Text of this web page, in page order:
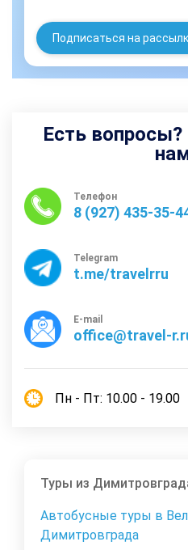
Подписаться на
Есть
Телефон
8 (927) 435-35-
Telegram
t.me/travelrru
E-mail
office@travel-
Пн - Пт: 10.00 - 19.00
Туры из
Автобусные туры в
Димитровграда